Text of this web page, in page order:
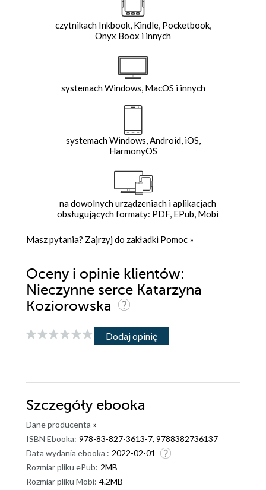
czytnikach Inkbook, Kindle, Pocketbook,
Onyx Boox i innych
systemach Windows, MacOS i innych
systemach Windows, Android, iOS,
HarmonyOS
na dowolnych urządzeniach i aplikacjach
obsługujących formaty: PDF, EPub, Mobi
Masz pytania? Zajrzyj do zakładki Pomoc »
Oceny i opinie klientów:
Nieczynne serce Katarzyna
Koziorowska
Dodaj opinię
Szczegóły ebooka
Dane producenta »
ISBN Ebooka: 978-83-827-3613-7, 9788382736137
Data wydania ebooka : 2022-02-01
Rozmiar pliku ePub: 2MB
Rozmiar pliku Mobi: 4.2MB